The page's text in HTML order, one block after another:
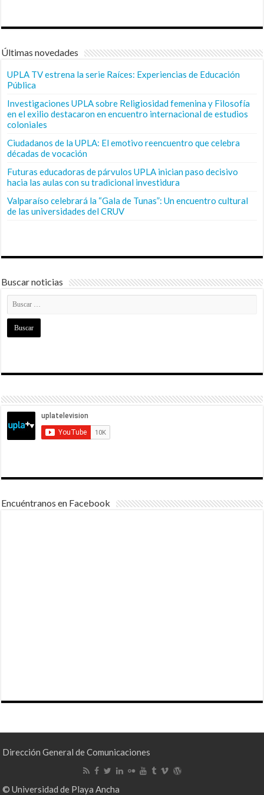
Últimas novedades
UPLA TV estrena la serie Raíces: Experiencias de Educación
Pública
Investigaciones UPLA sobre Religiosidad femenina y Filosofía
en el exilio destacaron en encuentro internacional de estudios
coloniales
Ciudadanos de la UPLA: El emotivo reencuentro que celebra
décadas de vocación
Futuras educadoras de párvulos UPLA inician paso decisivo
hacia las aulas con su tradicional investidura
Valparaíso celebrará la “Gala de Tunas”: Un encuentro cultural
de las universidades del CRUV
Buscar noticias
Encuéntranos en Facebook
Dirección General de Comunicaciones
© Universidad de Playa Ancha